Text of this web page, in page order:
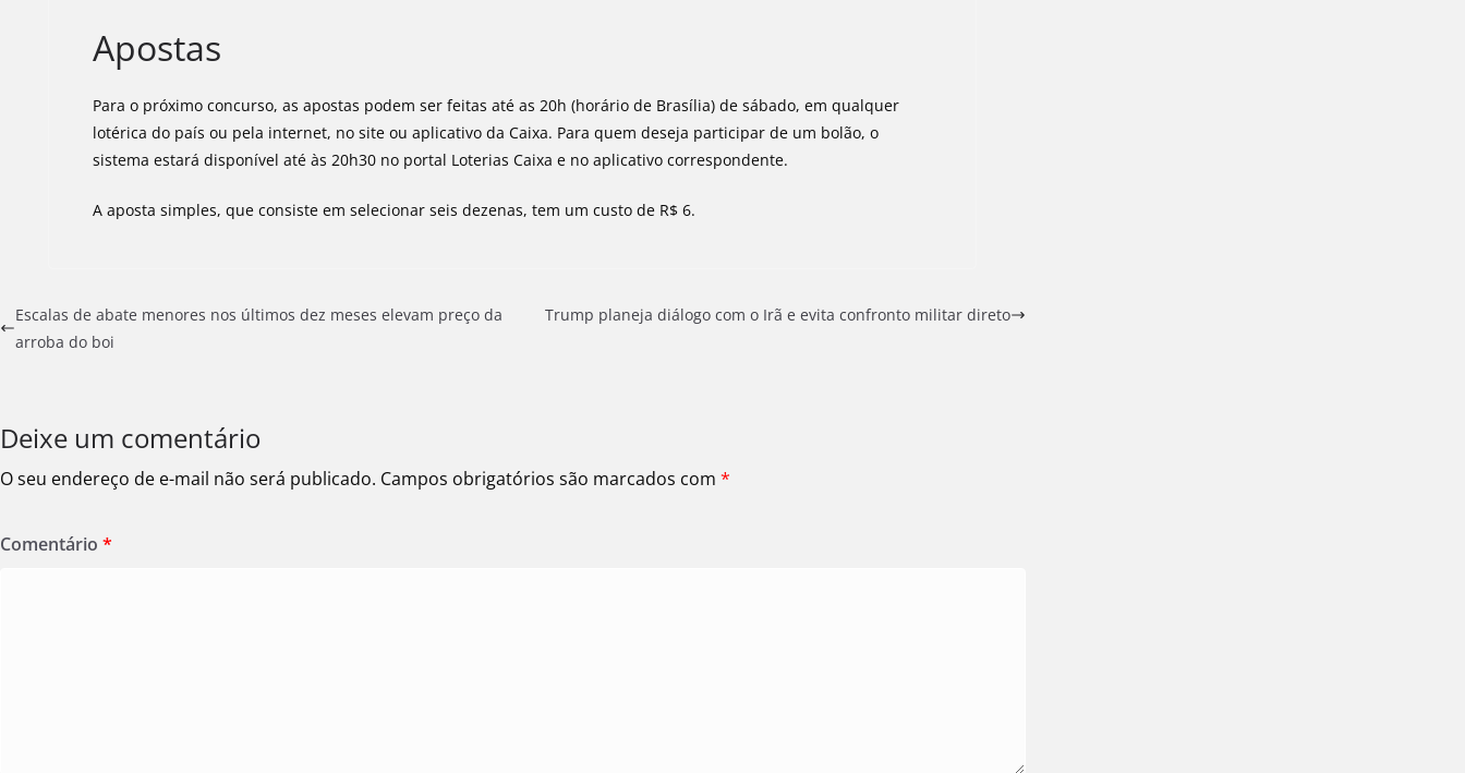
Apostas
Para o próximo concurso, as apostas podem ser feitas até as 20h (horário de Brasília) de sábado, em qualquer
lotérica do país ou pela internet, no site ou aplicativo da Caixa. Para quem deseja participar de um bolão, o
sistema estará disponível até às 20h30 no portal Loterias Caixa e no aplicativo correspondente.
A aposta simples, que consiste em selecionar seis dezenas, tem um custo de R$ 6.
Escalas de abate menores nos últimos dez meses elevam preço da
arroba do boi
Trump planeja diálogo com o Irã e evita confronto militar direto
Deixe um comentário
O seu endereço de e-mail não será publicado. Campos obrigatórios são marcados com *
Comentário *